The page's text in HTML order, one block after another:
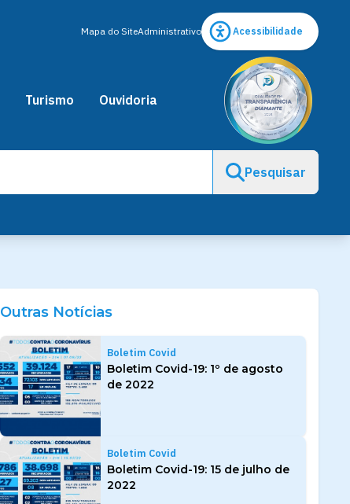
Mapa do SiteAdministrativo Acessibilidade
Turismo Ouvidoria
Pesquisar
Outras Notícias
Boletim Covid
Boletim Covid-19: 1º de agosto
de 2022
Boletim Covid
Boletim Covid-19: 15 de julho de
2022